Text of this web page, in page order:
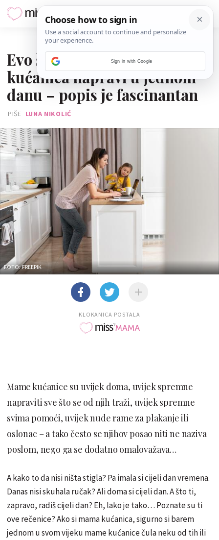
Evo što sve jedna mama
kućanica napravi u jednom
danu – popis je fascinantan
PIŠE LUNA NIKOLIĆ
FOTO: FREEPIK
KLOKANICA POSTALA
Mame kućanice su uvijek doma, uvijek spremne
napraviti sve što se od njih traži, uvijek spremne
svima pomoći, uvijek nude rame za plakanje ili
oslonac – a tako često se njihov posao niti ne naziva
poslom, nego ga se dodatno omalovažava…
A kako to da nisi ništa stigla? Pa imala si cijeli dan vremena.
Danas nisi skuhala ručak? Ali doma si cijeli dan. A što ti,
zapravo, radiš cijeli dan? Eh, lako je tako… Poznate su ti
ove rečenice? Ako si mama kućanica, sigurno si barem
jednom u svom vijeku mame kućanice čula neku od tih ili
Sign in with Google